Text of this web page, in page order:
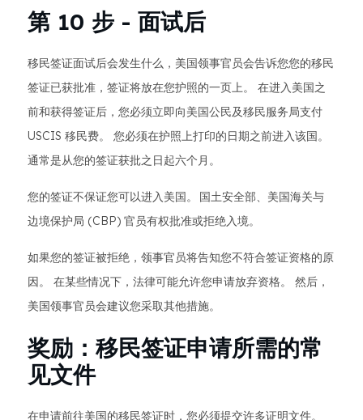
第 10 步 - 面试后
移民签证面试后会发生什么，美国领事官员会告诉您您的移民
签证已获批准，签证将放在您护照的一页上。 在进入美国之
前和获得签证后，您必须立即向美国公民及移民服务局支付
USCIS 移民费。 您必须在护照上打印的日期之前进入该国。
通常是从您的签证获批之日起六个月。
您的签证不保证您可以进入美国。 国土安全部、美国海关与
边境保护局 (CBP) 官员有权批准或拒绝入境。
如果您的签证被拒绝，领事官员将告知您不符合签证资格的原
因。 在某些情况下，法律可能允许您申请放弃资格。 然后，
美国领事官员会建议您采取其他措施。
奖励：移民签证申请所需的常
见文件
在申请前往美国的移民签证时，您必须提交许多证明文件。